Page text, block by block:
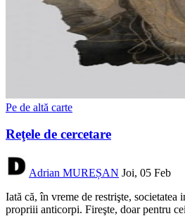
Pe de altă carte
Reţele de cercetare
Adrian MUREȘAN Joi, 05 Feb
Iată că, în vreme de restrişte, societatea
propriii anticorpi. Fireşte, doar pentru